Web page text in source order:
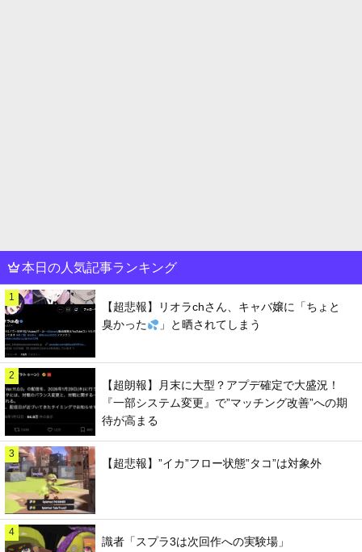
本日の人気記事ランキング
1
【超悲報】リオラchさん、キャバ嬢に「ちょと
臭かった
」と晒されてしまう
2
【超朗報】月末に大型？アプデ確定で大盛況！
『一部システム変更』で”マッチング改善”への期
待が高まる
3
【超悲報】”イカ”フロー状態”タコ”は対象外
4
識者「スプラ3は次回作への実験場」